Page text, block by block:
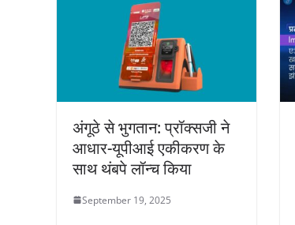
अंगूठे से भुगतान: प्रॉक्सजी ने
आधार-यूपीआई एकीकरण के
साथ थंबपे लॉन्च किया
September 19, 2025